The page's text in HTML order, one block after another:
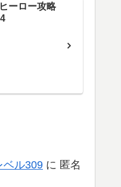
ーロー攻略
ベル309 に 匿名